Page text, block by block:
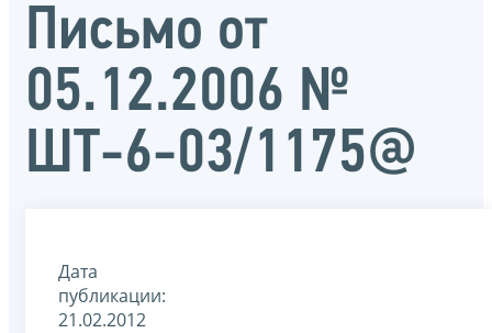
Письмо от
05.12.2006 №
ШТ-6-03/1175@
Дата
публикации:
21.02.2012